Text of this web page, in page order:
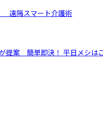
遠隔スマート介護術
提案 簡単即決！ 平日メシは